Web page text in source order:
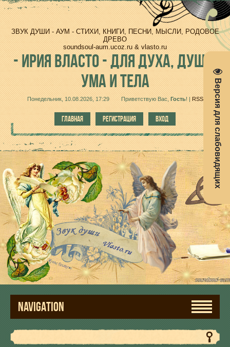
Версия для слабовидящих
ЗВУК ДУШИ - АУМ - СТИХИ, КНИГИ, ПЕСНИ, МЫСЛИ, РОДОВОЕ
ДРЕВО
soundsoul-aum.ucoz.ru & vlasto.ru
-ИРИЯ ВЛАСТО - ДЛЯ ДУХА, ДУШИ,
УМА И ТЕЛА
Понедельник, 10.08.2026, 17:29 Приветствую Вас Гость!| RSS
ГЛАВНАЯ РЕГИСТРАЦИЯ ВХОД
NAVIGATION